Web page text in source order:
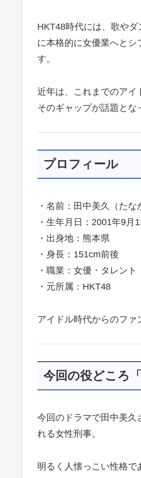
HKT48時代には、歌や
に本格的に女優業へとシ
す。
近年は、これまでのアイ
そのギャップが話題とな
プロフィール
・名前：田中美久（たな
・生年月日：2001年9月
・出身地：熊本県
・身長：151cm前後
・職業：女優・タレント
・元所属：HKT48
アイドル時代からのファ
今回の役どころ
今回のドラマで田中美久
れる女性刑事。
明るく人懐っこい性格